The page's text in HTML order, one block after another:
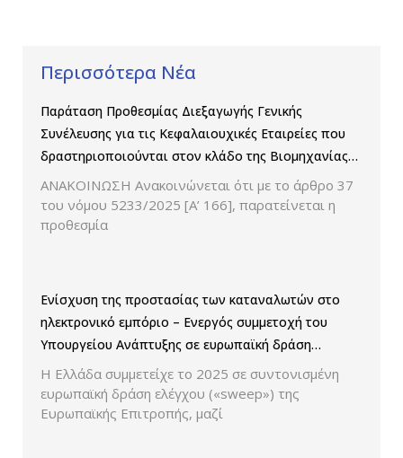
Περισσότερα Νέα
Παράταση Προθεσμίας Διεξαγωγής Γενικής
Συνέλευσης για τις Κεφαλαιουχικές Εταιρείες που
δραστηριοποιούνται στον κλάδο της Βιομηχανίας
Παραγωγής και Εμπορίας Φαρμάκων
ΑΝΑΚΟΙΝΩΣΗ Ανακοινώνεται ότι με το άρθρο 37
του νόμου 5233/2025 [Α’ 166], παρατείνεται η
προθεσμία
Ενίσχυση της προστασίας των καταναλωτών στο
ηλεκτρονικό εμπόριο – Ενεργός συμμετοχή του
Υπουργείου Ανάπτυξης σε ευρωπαϊκή δράση
ελέγχου παρουσίασης των τιμών και των
εκπτώσεων.
Η Ελλάδα συμμετείχε το 2025 σε συντονισμένη
ευρωπαϊκή δράση ελέγχου («sweep») της
Ευρωπαϊκής Επιτροπής, μαζί